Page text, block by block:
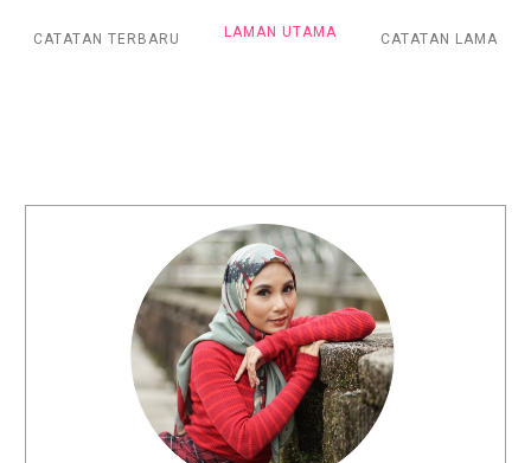
CATATAN TERBARU CATATAN LAMA
LAMAN UTAMA